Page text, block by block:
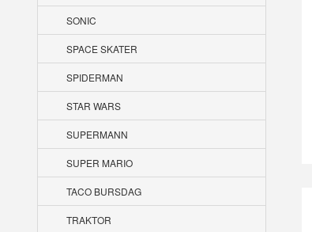
SONIC
SPACE SKATER
SPIDERMAN
STAR WARS
SUPERMANN
SUPER MARIO
TACO BURSDAG
TRAKTOR